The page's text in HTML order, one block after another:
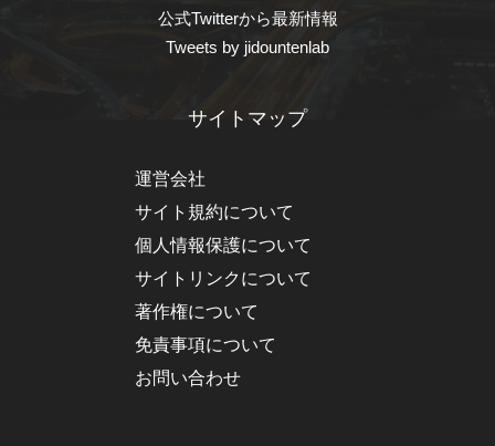
公式Twitterから最新情報
Tweets by jidountenlab
サイトマップ
運営会社
サイト規約について
個人情報保護について
サイトリンクについて
著作権について
免責事項について
お問い合わせ